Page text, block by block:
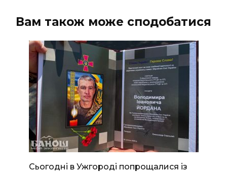
Вам також може сподобатися
Сьогодні в Ужгороді попрощалися із